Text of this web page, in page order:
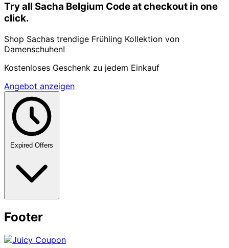
Try all Sacha Belgium Code at checkout in one
click.
Shop Sachas trendige Frühling Kollektion von
Damenschuhen!
Kostenloses Geschenk zu jedem Einkauf
Angebot anzeigen
Expired Offers
Footer